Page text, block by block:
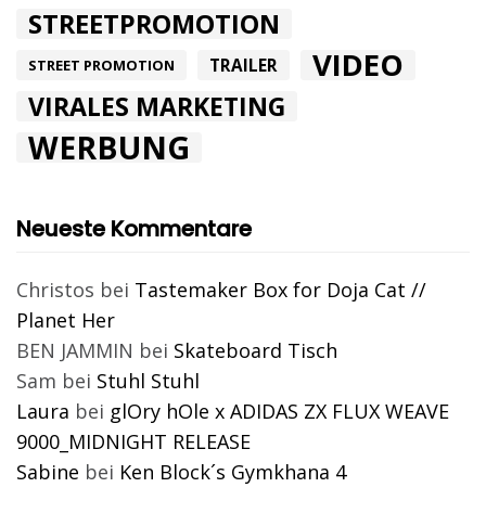
STREETPROMOTION
STREET PROMOTION TRAILER VIDEO
VIRALES MARKETING
WERBUNG
Neueste Kommentare
Christos bei Tastemaker Box for Doja Cat //
Planet Her
BEN JAMMIN bei Skateboard Tisch
Sam bei Stuhl Stuhl
Laura bei glOry hOle x ADIDAS ZX FLUX WEAVE
9000_MIDNIGHT RELEASE
Sabine bei Ken Block´s Gymkhana 4